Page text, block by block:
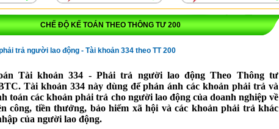
CHẾ ĐỘ KẾ TOÁN THEO THÔNG TƯ 200
trả người lao động - Tài khoản 334 theo TT 200
Tài khoản 334 - Phải trả người lao độngTheo Thông tư
Tài khoản 334 này dùng để phản ánh các khoản phải trả và
toán các khoản phải trả cho người lao động của doanh nghiệp về
công, tiền thưởng, bảo hiểm xã hội và các khoản phải trả khác
của người lao động.